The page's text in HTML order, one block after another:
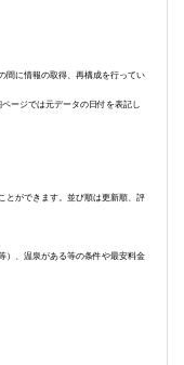
間に情報の取得、再構成を行ってい
ージでは元データの日付を表記し
とができます。並び順は更新順、評
）、温泉がある等の条件や最安料金